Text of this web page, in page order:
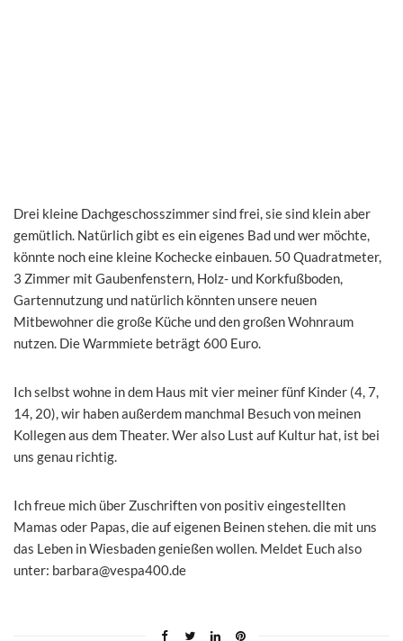
Drei kleine Dachgeschosszimmer sind frei, sie sind klein aber
gemütlich. Natürlich gibt es ein eigenes Bad und wer möchte,
könnte noch eine kleine Kochecke einbauen. 50 Quadratmeter,
3 Zimmer mit Gaubenfenstern, Holz- und Korkfußboden,
Gartennutzung und natürlich könnten unsere neuen
Mitbewohner die große Küche und den großen Wohnraum
nutzen. Die Warmmiete beträgt 600 Euro.
Ich selbst wohne in dem Haus mit vier meiner fünf Kinder (4, 7,
14, 20), wir haben außerdem manchmal Besuch von meinen
Kollegen aus dem Theater. Wer also Lust auf Kultur hat, ist bei
uns genau richtig.
Ich freue mich über Zuschriften von positiv eingestellten
Mamas oder Papas, die auf eigenen Beinen stehen. die mit uns
das Leben in Wiesbaden genießen wollen. Meldet Euch also
unter: barbara@vespa400.de